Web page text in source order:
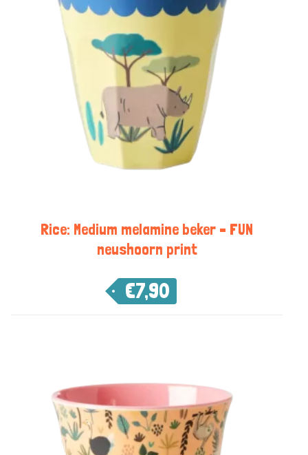
Rice: Medium melamine beker – FUN
neushoorn print
€7,90